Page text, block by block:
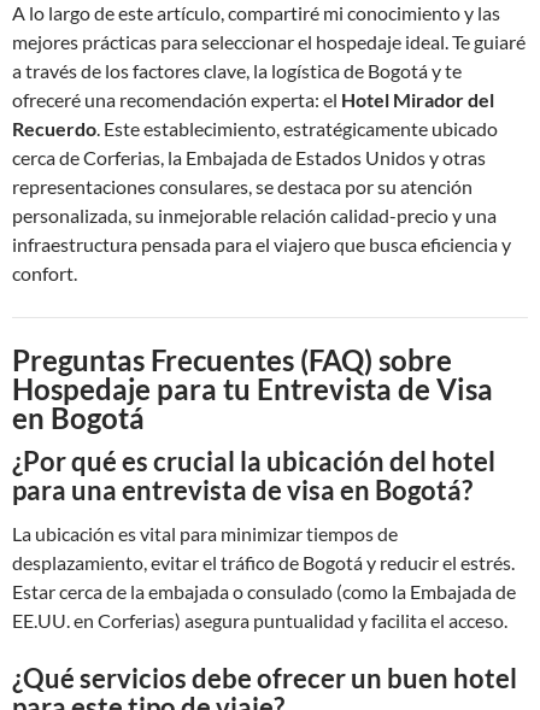
A lo largo de este artículo, compartiré mi conocimiento y las
mejores prácticas para seleccionar el hospedaje ideal. Te guiaré
a través de los factores clave, la logística de Bogotá y te
ofreceré una recomendación experta: el Hotel Mirador del
Recuerdo. Este establecimiento, estratégicamente ubicado
cerca de Corferias, la Embajada de Estados Unidos y otras
representaciones consulares, se destaca por su atención
personalizada, su inmejorable relación calidad-precio y una
infraestructura pensada para el viajero que busca eficiencia y
confort.
Preguntas Frecuentes (FAQ) sobre
Hospedaje para tu Entrevista de Visa
en Bogotá
¿Por qué es crucial la ubicación del hotel
para una entrevista de visa en Bogotá?
La ubicación es vital para minimizar tiempos de
desplazamiento, evitar el tráfico de Bogotá y reducir el estrés.
Estar cerca de la embajada o consulado (como la Embajada de
EE.UU. en Corferias) asegura puntualidad y facilita el acceso.
¿Qué servicios debe ofrecer un buen hotel